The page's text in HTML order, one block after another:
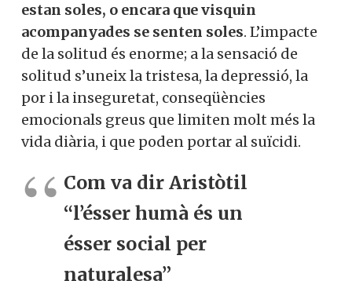
estan soles, o encara que visquin
acompanyades se senten soles. L’impacte
de la solitud és enorme; a la sensació de
solitud s’uneix la tristesa, la depressió, la
por i la inseguretat, conseqüències
emocionals greus que limiten molt més la
vida diària, i que poden portar al suïcidi.
Com va dir Aristòtil
“l’ésser humà és un
ésser social per
naturalesa”